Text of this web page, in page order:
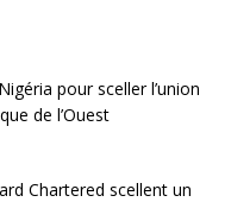
pour sceller l’union
de l’Ouest
Chartered scellent un